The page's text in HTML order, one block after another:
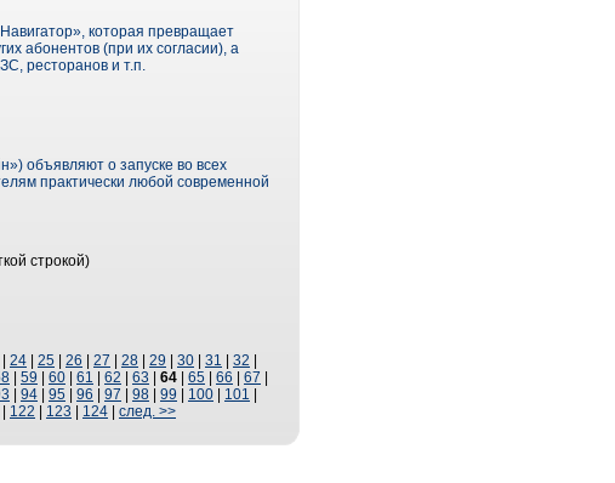
которая превращает
абонентов (при их согласии), а
ресторанов и т.п.
объявляют о запуске во всех
практически любой современной
строкой)
24 25 26 27 28 29 30 31 32
59 60 61 62 63 64 65 66 67
94 95 96 97 98 99 100 101
122 123 124 след. >>